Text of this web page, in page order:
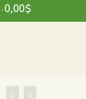
- 0,00$